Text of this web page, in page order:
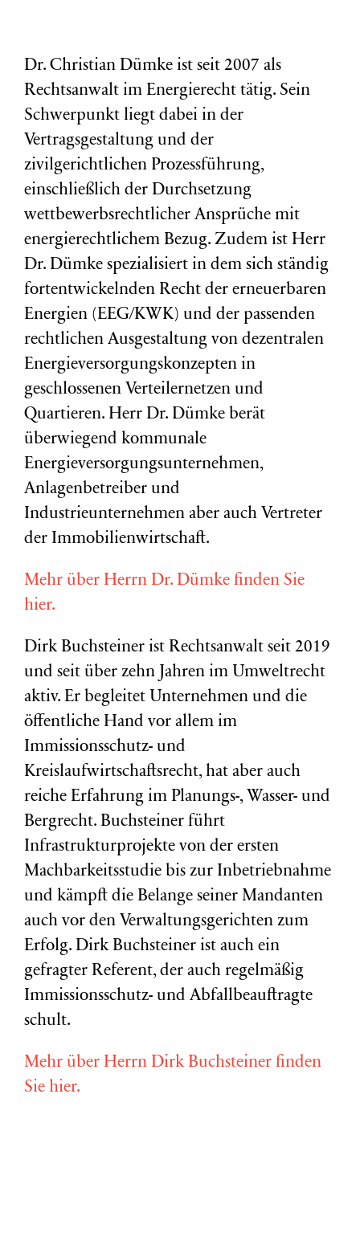
Dr. Christian Dümke ist seit 2007 als
Rechtsanwalt im Energierecht tätig. Sein
Schwerpunkt liegt dabei in der
Vertragsgestaltung und der
zivilgerichtlichen Prozessführung,
einschließlich der Durchsetzung
wettbewerbsrechtlicher Ansprüche mit
energierechtlichem Bezug. Zudem ist Herr
Dr. Dümke spezialisiert in dem sich ständig
fortentwickelnden Recht der erneuerbaren
Energien (EEG/KWK) und der passenden
rechtlichen Ausgestaltung von dezentralen
Energieversorgungskonzepten in
geschlossenen Verteilernetzen und
Quartieren. Herr Dr. Dümke berät
überwiegend kommunale
Energieversorgungsunternehmen,
Anlagenbetreiber und
Industrieunternehmen aber auch Vertreter
der Immobilienwirtschaft.
Mehr über Herrn Dr. Dümke finden Sie
hier.
Dirk Buchsteiner ist Rechtsanwalt seit 2019
und seit über zehn Jahren im Umweltrecht
aktiv. Er begleitet Unternehmen und die
öffentliche Hand vor allem im
Immissionsschutz- und
Kreislaufwirtschaftsrecht, hat aber auch
reiche Erfahrung im Planungs-, Wasser- und
Bergrecht. Buchsteiner führt
Infrastrukturprojekte von der ersten
Machbarkeitsstudie bis zur Inbetriebnahme
und kämpft die Belange seiner Mandanten
auch vor den Verwaltungsgerichten zum
Erfolg. Dirk Buchsteiner ist auch ein
gefragter Referent, der auch regelmäßig
Immissionsschutz- und Abfallbeauftragte
schult.
Mehr über Herrn Dirk Buchsteiner finden
Sie hier.